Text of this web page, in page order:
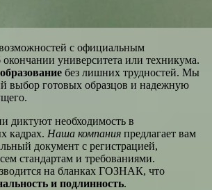
с официальным
университета или техникума.
без лишних трудностей. Мы
выбор готовых образцов и надежную
диктуют необходимость в
кадрах. Наша компания предлагает вам
документ с регистрацией,
стандартам и требованиями.
на бланках ГОЗНАК, что
и подлинность.